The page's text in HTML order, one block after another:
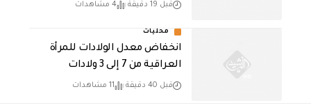
قبل 19 دقيقة 4 مشاهدات
محليات
انخفاض معدل الولادات للمرأة
العراقية من 7 إلى 3 ولادات
قبل 40 دقيقة 11 مشاهدات